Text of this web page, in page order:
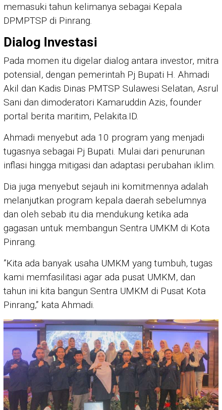
memasuki tahun kelimanya sebagai Kepala
DPMPTSP di Pinrang.
Dialog Investasi
Pada momen itu digelar dialog antara investor, mitra
potensial, dengan pemerintah Pj Bupati H. Ahmadi
Akil dan Kadis Dinas PMTSP Sulawesi Selatan, Asrul
Sani dan dimoderatori Kamaruddin Azis, founder
portal berita maritim, Pelakita.ID.
Ahmadi menyebut ada 10 program yang menjadi
tugasnya sebagai Pj Bupati. Mulai dari penurunan
inflasi hingga mitigasi dan adaptasi perubahan iklim.
Dia juga menyebut sejauh ini komitmennya adalah
melanjutkan program kepala daerah sebelumnya
dan oleh sebab itu dia mendukung ketika ada
gagasan untuk membangun Sentra UMKM di Kota
Pinrang.
”Kita ada banyak usaha UMKM yang tumbuh, tugas
kami memfasilitasi agar ada pusat UMKM, dan
tahun ini kita bangun Sentra UMKM di Pusat Kota
Pinrang,” kata Ahmadi.